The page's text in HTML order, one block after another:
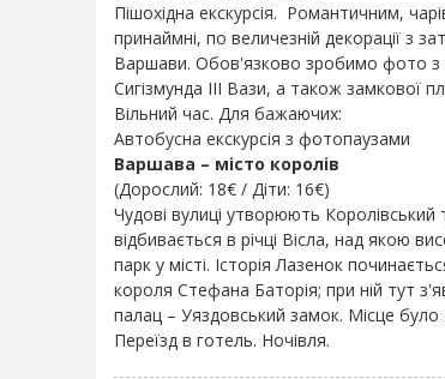
Пішохідна екскурсія. Романтичним,
принаймні, по величезній декорації з
Варшави. Обов'язково зробимо фото з
Сигізмунда III Вази, а також замкової
Вільний час. Для бажаючих:
Автобусна екскурсія з фотопаузами
Варшава – місто королів
(Дорослий: 18€ / Діти: 16€)
Чудові вулиці утворюють Королівський
відбивається в річці Вісла, над якою
парк у місті. Історія Лазенок
короля Стефана Баторія; при ній тут
палац – Уяздовський замок. Місце було
Переїзд в готель. Ночівля.